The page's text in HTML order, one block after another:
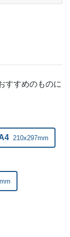
すすめのものに
210x297mm